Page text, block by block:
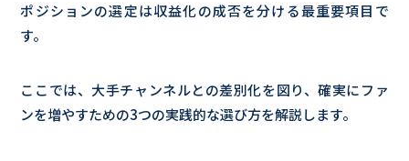
ポジションの選定は収益化の成否を分ける最重要項目で
す。
ここでは、大手チャンネルとの差別化を図り、確実にファ
ンを増やすための3つの実践的な選び方を解説します。